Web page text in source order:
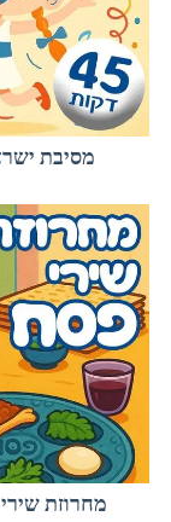
מסיבת
מחרוזת